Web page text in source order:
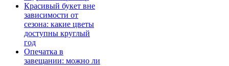
Красивый букет вне
зависимости от
сезона: какие цветы
доступны круглый
год
Опечатка в
завещании: можно ли